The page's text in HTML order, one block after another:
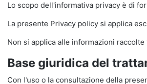
Lo scopo dell'informativa privacy è di
La presente Privacy policy si applica
Non si applica alle informazioni
Base giuridica del
Con l'uso o la consultazione della